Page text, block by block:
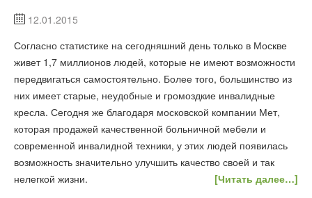
12.01.2015
Согласно статистике на сегодняшний день только в Москве
живет 1,7 миллионов людей, которые не имеют возможности
передвигаться самостоятельно. Более того, большинство из
них имеет старые, неудобные и громоздкие инвалидные
кресла. Сегодня же благодаря московской компании Мет,
которая продажей качественной больничной мебели и
современной инвалидной техники, у этих людей появилась
возможность значительно улучшить качество своей и так
нелегкой жизни.
[Читать далее…]